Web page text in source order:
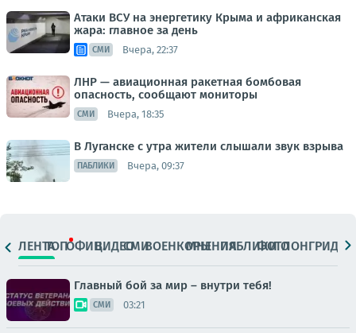
Атаки ВСУ на энергетику Крыма и африканская
жара: главное за день
СМИ Вчера, 22:37
ЛНР — авиационная ракетная бомбовая
опасность, сообщают мониторы
СМИ Вчера, 18:35
В Луганске с утра жители слышали звук взрыва
ПАБЛИКИ Вчера, 09:37
ЛЕНТАТОПОФИЦ.ВИДЕОСМИВОЕНКОРЫМНЕНИЯПАБЛИКИ
ФОТОЛОНГРИДЫ
Главный бой за мир – внутри тебя!
СМИ 03:21